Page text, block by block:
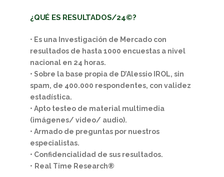
¿QUÉ ES RESULTADOS/24©?
• Es una Investigación de Mercado con
resultados de hasta 1000 encuestas a nivel
nacional en 24 horas.
• Sobre la base propia de D’Alessio IROL, sin
spam, de 400.000 respondentes, con validez
estadística.
• Apto testeo de material multimedia
(imágenes/ video/ audio).
• Armado de preguntas por nuestros
especialistas.
• Confidencialidad de sus resultados.
• Real Time Research®